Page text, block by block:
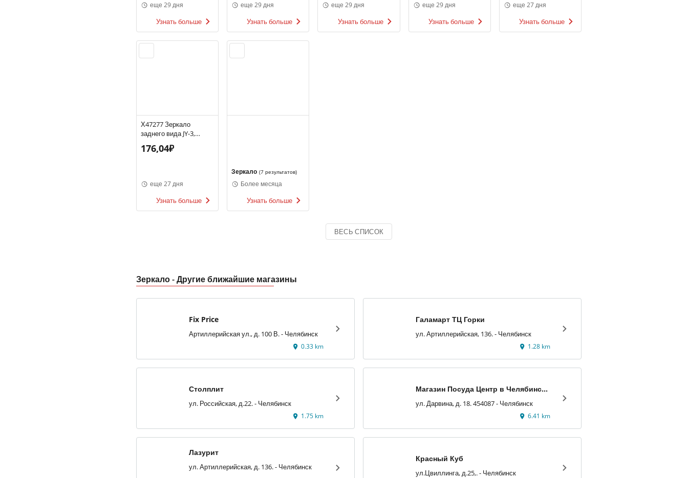
еще 29 дня
Узнать больше
еще 29 дня
Узнать больше
еще 29 дня
Узнать больше
еще 29 дня
Узнать больше
еще 27 дня
Узнать больше
Х47277 Зеркало
заднего вида JY-3,
подходит для левой
или правой. Стороны
176,04₽
еще 27 дня
Узнать больше
Зеркало (7 результатов)
Более месяца
Узнать больше
ВЕСЬ СПИСОК
Зеркало - Другие ближайшие магазины
Fix Price
Артиллерийская ул., д. 100 В. - Челябинск
0.33 km
Галамарт ТЦ Горки
ул. Артиллерийская, 136. - Челябинск
1.28 km
Столплит
ул. Российская, д.22. - Челябинск
1.75 km
Магазин Посуда Центр в Челябинске
ул. Дарвина, д. 18. 454087 - Челябинск
6.41 km
Лазурит
ул. Артиллерийская, д. 136. - Челябинск
Красный Куб
ул.Цвиллинга, д.25,. - Челябинск